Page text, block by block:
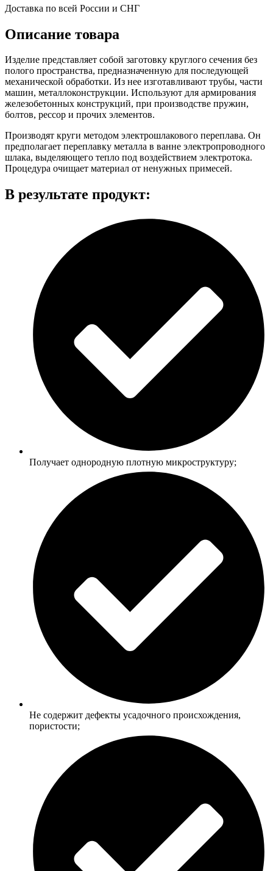
Доставка по всей России и СНГ
Описание товара
Изделие представляет собой заготовку круглого сечения без
полого пространства, предназначенную для последующей
механической обработки. Из нее изготавливают трубы, части
машин, металлоконструкции. Используют для армирования
железобетонных конструкций, при производстве пружин,
болтов, рессор и прочих элементов.
Производят круги методом электрошлакового переплава. Он
предполагает переплавку металла в ванне электропроводного
шлака, выделяющего тепло под воздействием электротока.
Процедура очищает материал от ненужных примесей.
В результате продукт:
Получает однородную плотную микроструктуру;
Не содержит дефекты усадочного происхождения,
пористости;